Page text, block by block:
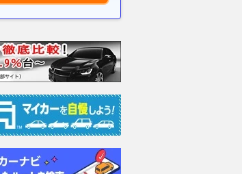
XD ドライブ エデ
ション ディーゼルタ
2.2 XD ドライブ エデ
ィション ディーゼルタ